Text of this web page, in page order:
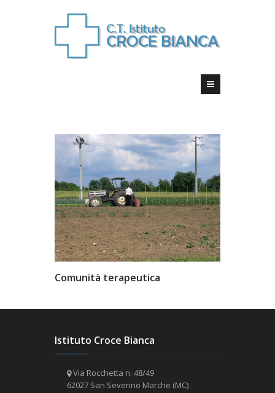
Comunità terapeutica
Istituto Croce Bianca
Via Rocchetta n. 48/49
62027 San Severino Marche (MC)